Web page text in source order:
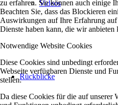
Videos
Rückblicke
zu erfahren. Sie können auch einige
Beachten Sie, dass das Blockieren
Auswirkungen auf Ihre Erfahrung auf
Dienste haben kann, die wir anbieten
Notwendige Website Cookies
Diese Cookies sind unbedingt
Webseite verfügbaren Dienste und
stellen.
Da diese Cookies für die auf unserer